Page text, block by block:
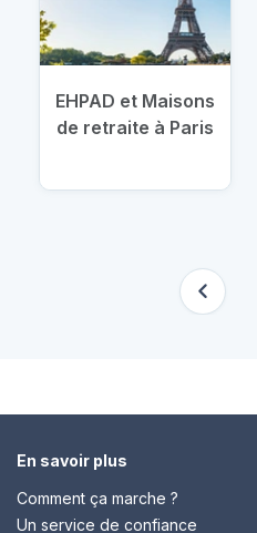
EHPAD et Maisons
de retraite à Paris
En savoir plus
Comment ça marche ?
Un service de confiance